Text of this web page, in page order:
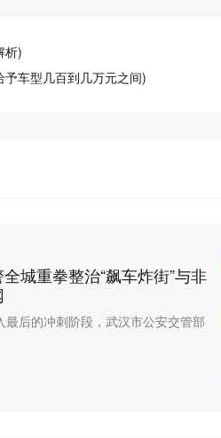
析)
车型几百到几万元之间)
城重拳整治“飙车炸街”与非
后的冲刺阶段，武汉市公安交管部